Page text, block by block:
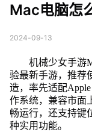
Mac电脑怎
2024-09-13
机械少女手游
验最新手游，推荐
造，率先适配
作系统，兼容市面
畅运行，还支持键
种实用功能。